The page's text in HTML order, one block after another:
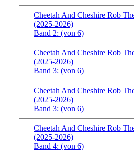
Cheetah And Cheshire Rob
(2025-2026)
Band 2: (von 6)
Cheetah And Cheshire Rob
(2025-2026)
Band 3: (von 6)
Cheetah And Cheshire Rob
(2025-2026)
Band 3: (von 6)
Cheetah And Cheshire Rob
(2025-2026)
Band 4: (von 6)